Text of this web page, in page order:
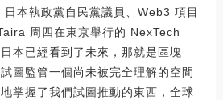
本執政黨自民黨議員、Web3 項目
周四在東京舉行的 NexTech
本已經看到了未來，那就是區塊
圖監管一個尚未被完全理解的空間
掌握了我們試圖推動的東西，全球